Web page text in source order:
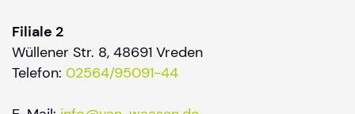
Filiale 2
Wüllener Str. 8, 48691 Vreden
Telefon: 02564/95091-44